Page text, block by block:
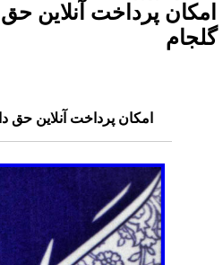
پرداخت آنلاین حق
امکان پرداخت آنلاین حق